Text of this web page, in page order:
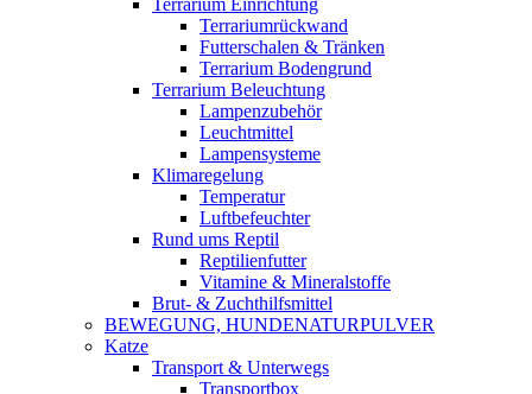
Terrarium Einrichtung
Terrariumrückwand
Futterschalen & Tränken
Terrarium Bodengrund
Terrarium Beleuchtung
Lampenzubehör
Leuchtmittel
Lampensysteme
Klimaregelung
Temperatur
Luftbefeuchter
Rund ums Reptil
Reptilienfutter
Vitamine & Mineralstoffe
Brut- & Zuchthilfsmittel
BEWEGUNG, HUNDENATURPULVER
Katze
Transport & Unterwegs
Transportbox